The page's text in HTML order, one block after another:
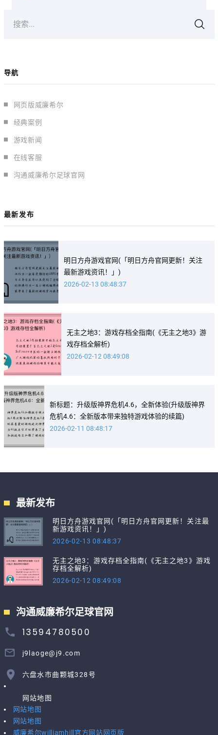
搜索...
导航
网页版威廉希尔
经典案例
游戏新闻
在线客服
沟通威廉希尔足球官网
最新发布
明日方舟游戏官网(「明日方舟官网更新！关注
最新游戏资讯！」)
2026-02-13 08:48:37
无主之地3：游戏存档全指南(《无主之地3》游
戏存档全解析)
2026-02-12 08:49:08
新标题：升级版神界危机4.6，全新体验(升级版神界
危机4.6：全新版本带来独特游戏体验的续篇)
2026-02-11 08:48:17
最新发布
明日方舟游戏官网(「明日方舟官网更新！关注最
新游戏资讯！」)
2026-02-13 08:48:37
无主之地3：游戏存档全指南(《无主之地3》游戏
存档全解析)
2026-02-12 08:49:08
沟通威廉希尔足球官网
13594780500
j9laoge@j9.com
六盘水市曲颗城328号
网站地图
网站地图
网站地图
威廉希尔williamhill官方网站网页版